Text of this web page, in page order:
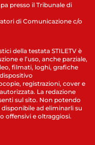
presso il Tribunale di
di Comunicazione c/o
della testata STILETV è
e l’uso, anche parziale,
filmati, loghi, grafiche
registrazioni, cover e
La redazione
sul sito. Non potendo
ad eliminarli su
offensivi e oltraggiosi.